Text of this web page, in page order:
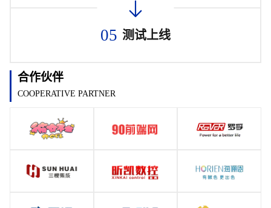
05 测试上线
合作伙伴
COOPERATIVE PARTNER